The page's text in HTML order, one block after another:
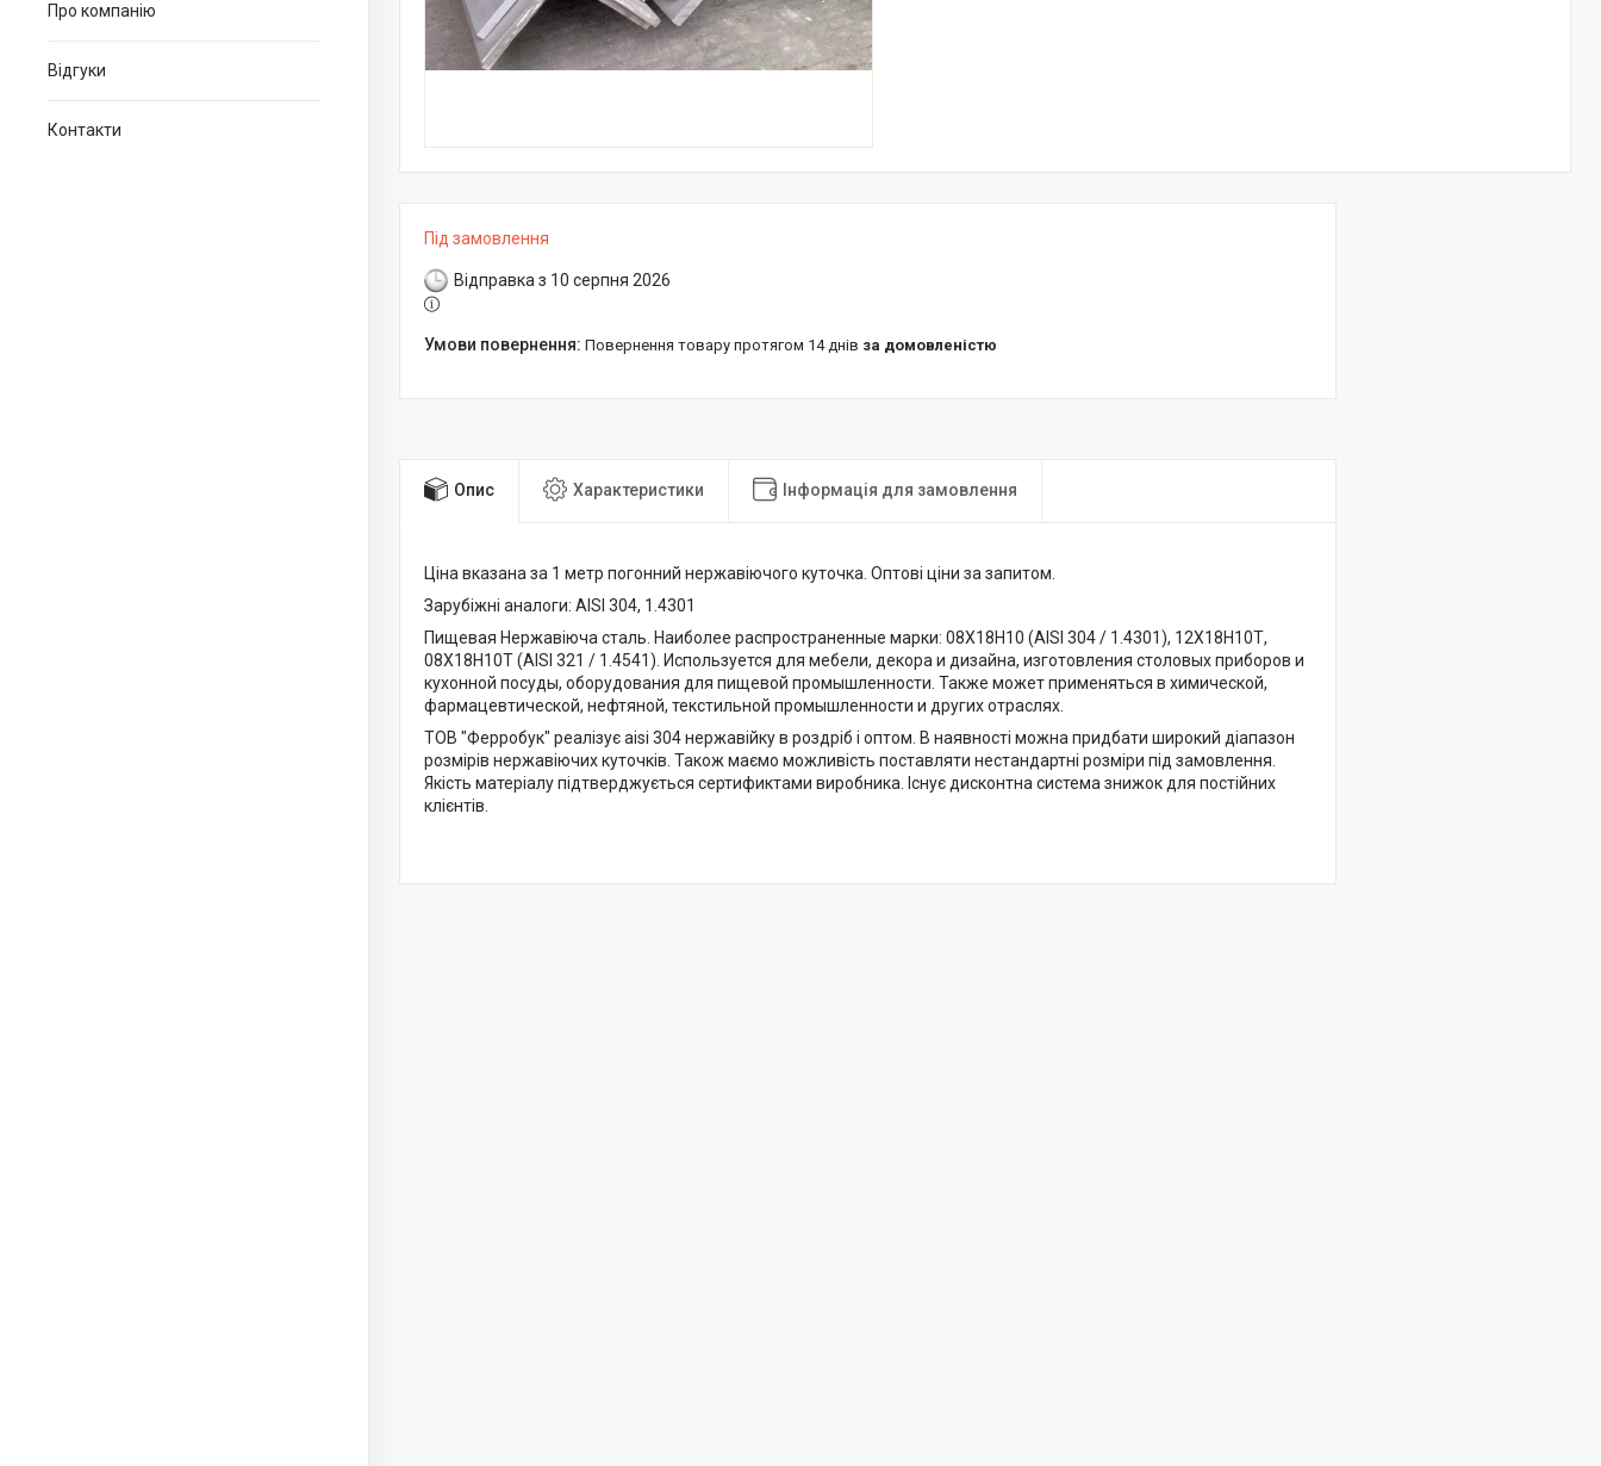
Про компанію
Відгуки
Контакти
Під замовлення
Відправка з 10 серпня 2026
повернення товару протягом 14 днів за домовленістю
Опис Характеристики Інформація для замовлення
Ціна вказана за 1 метр погонний нержавіючого куточка. Оптові ціни за запитом.
Зарубіжні аналоги: AISI 304, 1.4301
Пищевая Нержавіюча сталь. Наиболее распространенные марки: 08Х18Н10 (AISI 304 / 1.4301), 12Х18Н10Т,
08Х18Н10Т (AISI 321 / 1.4541). Используется для мебели, декора и дизайна, изготовления столовых приборов и
кухонной посуды, оборудования для пищевой промышленности. Также может применяться в химической,
фармацевтической, нефтяной, текстильной промышленности и других отраслях.
ТОВ "Ферробук" реалізує aisi 304 нержавійку в роздріб і оптом. В наявності можна придбати широкий діапазон
розмірів нержавіючих куточків. Також маємо можливість поставляти нестандартні розміри під замовлення.
Якість матеріалу підтверджується сертификтами виробника. Існує дисконтна система знижок для постійних
клієнтів.